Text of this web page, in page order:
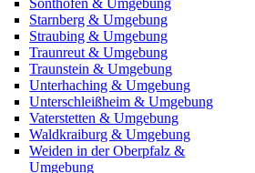
Sonthofen & Umgebung
Starnberg & Umgebung
Straubing & Umgebung
Traunreut & Umgebung
Traunstein & Umgebung
Unterhaching & Umgebung
Unterschleißheim & Umgebung
Vaterstetten & Umgebung
Waldkraiburg & Umgebung
Weiden in der Oberpfalz &
Umgebung